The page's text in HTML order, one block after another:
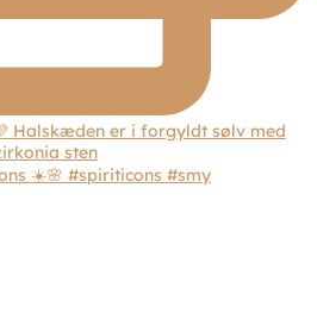
☀️🌸 #spiriticons #smy